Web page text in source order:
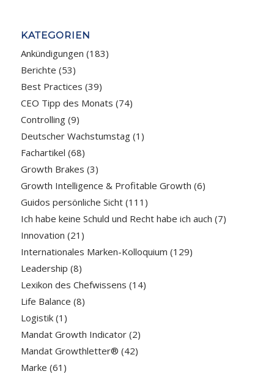
KATEGORIEN
Ankündigungen (183)
Berichte (53)
Best Practices (39)
CEO Tipp des Monats (74)
Controlling(9)
Deutscher Wachstumstag(1)
Fachartikel (68)
Growth Brakes (3)
Growth Intelligence & Profitable Growth (6)
Guidos persönliche Sicht(111)
Ich habe keine Schuld und Recht habe ich auch (7)
Innovation (21)
Internationales Marken-Kolloquium (129)
Leadership (8)
Lexikon des Chefwissens (14)
Life Balance (8)
Logistik(1)
Mandat Growth Indicator(2)
Mandat Growthletter® (42)
Marke (61)